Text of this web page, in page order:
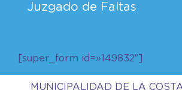
Juzgado de Faltas
[super_form id=»149832″]
MUNICIPALIDAD DE LA